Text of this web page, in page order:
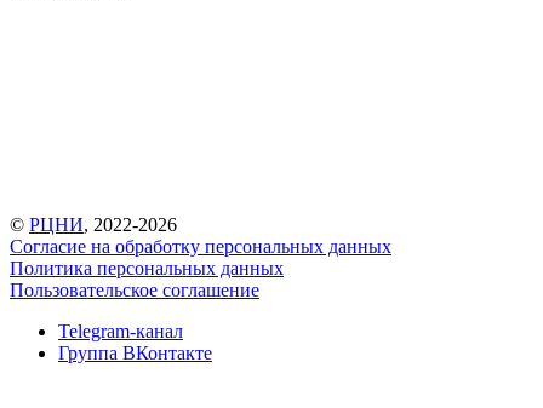
© РЦНИ, 2022-2026
Согласие на обработку персональных данных
Политика персональных данных
Пользовательское соглашение
Telegram-канал
Группа ВКонтакте